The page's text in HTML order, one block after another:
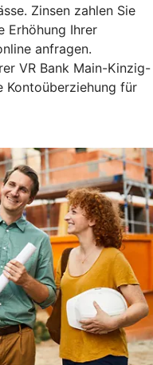
Zinsen zahlen Sie
Erhöhung Ihrer
anfragen.
VR Bank Main-Kinzig-
Kontoüberziehung für